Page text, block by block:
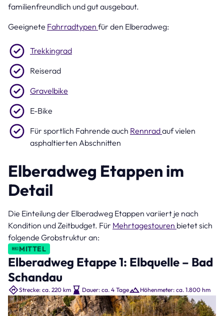
familienfreundlich und gut ausgebaut.
Geeignete Fahrradtypen für den Elberadweg:
Trekkingrad
Reiserad
Gravelbike
E-Bike
Für sportlich Fahrende auch Rennradauf vielen
asphaltierten Abschnitten
Elberadweg Etappen im
Detail
Die Einteilung der Elberadweg Etappen variiert je nach
Kondition und Zeitbudget. Für Mehrtagestouren bietet sich
folgende Grobstruktur an:
MITTEL
Elberadweg Etappe 1: Elbquelle – Bad
Schandau
Strecke: ca. 220 km Dauer: ca. 4 Tage Höhenmeter: ca. 1.800 hm